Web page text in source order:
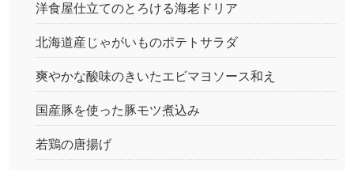
洋食屋仕立てのとろける海老ドリア
北海道産じゃがいものポテトサラダ
爽やかな酸味のきいたエビマヨソース和え
国産豚を使った豚モツ煮込み
若鶏の唐揚げ